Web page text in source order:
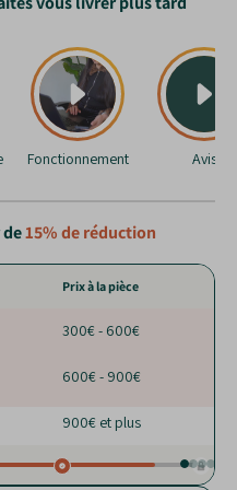
Fonctionnement Avis
15%de réduction
Prix à la pièce
300€ - 600€
600€ - 900€
900€ et plus